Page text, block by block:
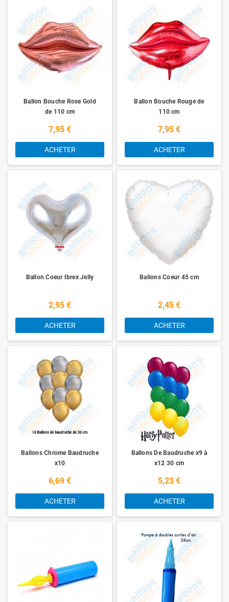
Ballon Bouche Rose Gold
de 110 cm
7,95 €
ACHETER
Ballon Bouche Rouge de
110 cm
7,95 €
ACHETER
Ballon Coeur Ibrex Jelly
2,95 €
ACHETER
Ballons Coeur 45 cm
2,45 €
ACHETER
Ballons Chrome Baudruche
x10
6,69 €
ACHETER
Ballons De Baudruche x9 à
x12 30 cm
5,23 €
ACHETER